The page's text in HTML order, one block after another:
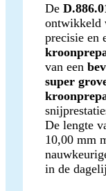
De
ontwikkeld
precisie en
van een
super
De lengte
10,00 mm
in de